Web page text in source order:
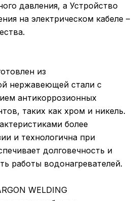
давления, а Устройство
на электрическом кабеле –
из
нержавеющей стали с
антикоррозионных
таких как хром и никель.
более
и технологична при
долговечность и
работы водонагревателей.
WELDING